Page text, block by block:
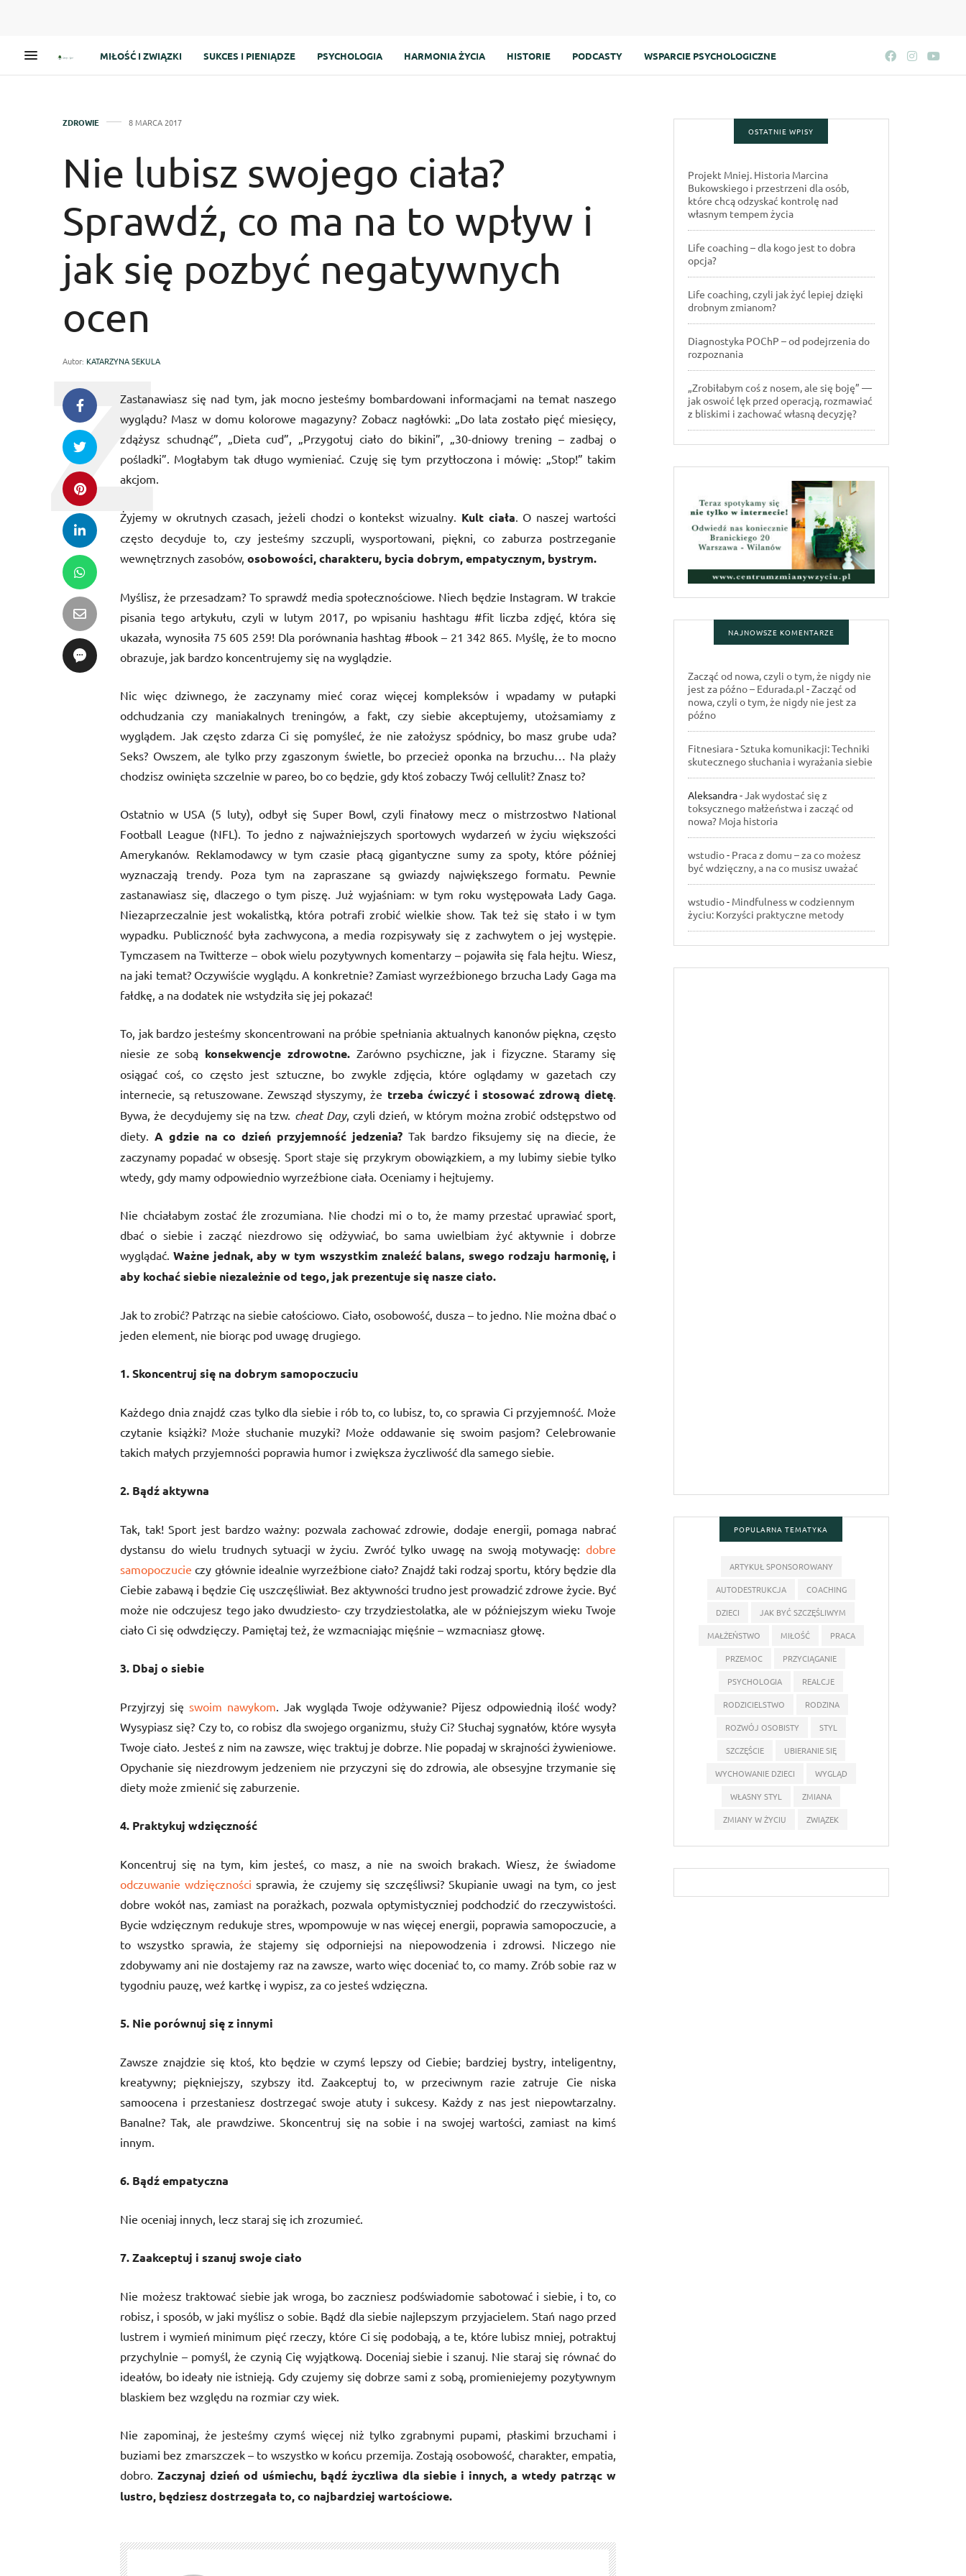
MIŁOŚĆ I ZWIĄZKI SUKCES I PIENIĄDZE PSYCHOLOGIA HARMONIA ŻYCIA HISTORIE PODCASTY WSPARCIE PSYCHOLOGICZNE
ZDROWIE 8 MARCA 2017
Nie lubisz swojego ciała?
Sprawdź, co ma na to wpływ i
jak się pozbyć negatywnych
ocen
Autor: KATARZYNA SEKULA
Zastanawiasz się nad tym, jak mocno jesteśmy bombardowani informacjami na temat naszego
wyglądu? Masz w domu kolorowe magazyny? Zobacz nagłówki: „Do lata zostało pięć miesięcy,
zdążysz schudnąć”, „Dieta cud”, „Przygotuj ciało do bikini”, „30-dniowy trening – zadbaj o
pośladki”. Mogłabym tak długo wymieniać. Czuję się tym przytłoczona i mówię: „Stop!” takim
akcjom.
Żyjemy w okrutnych czasach, jeżeli chodzi o kontekst wizualny. Kult ciała. O naszej wartości
często decyduje to, czy jesteśmy szczupli, wysportowani, piękni, co zaburza postrzeganie
wewnętrznych zasobów, osobowości, charakteru, bycia dobrym, empatycznym, bystrym.
Myślisz, że przesadzam? To sprawdź media społecznościowe. Niech będzie Instagram. W trakcie
pisania tego artykułu, czyli w lutym 2017, po wpisaniu hashtagu #fit liczba zdjęć, która się
ukazała, wynosiła 75 605 259! Dla porównania hashtag #book – 21 342 865. Myślę, że to mocno
obrazuje, jak bardzo koncentrujemy się na wyglądzie.
Nic więc dziwnego, że zaczynamy mieć coraz więcej kompleksów i wpadamy w pułapki
odchudzania czy maniakalnych treningów, a fakt, czy siebie akceptujemy, utożsamiamy z
wyglądem. Jak często zdarza Ci się pomyśleć, że nie założysz spódnicy, bo masz grube uda?
Seks? Owszem, ale tylko przy zgaszonym świetle, bo przecież oponka na brzuchu… Na plaży
chodzisz owinięta szczelnie w pareo, bo co będzie, gdy ktoś zobaczy Twój cellulit? Znasz to?
Ostatnio w USA (5 luty), odbył się Super Bowl, czyli finałowy mecz o mistrzostwo National
Football League (NFL). To jedno z najważniejszych sportowych wydarzeń w życiu większości
Amerykanów. Reklamodawcy w tym czasie płacą gigantyczne sumy za spoty, które później
wyznaczają trendy. Poza tym na zapraszane są gwiazdy największego formatu. Pewnie
zastanawiasz się, dlaczego o tym piszę. Już wyjaśniam: w tym roku występowała Lady Gaga.
Niezaprzeczalnie jest wokalistką, która potrafi zrobić wielkie show. Tak też się stało i w tym
wypadku. Publiczność była zachwycona, a media rozpisywały się z zachwytem o jej występie.
Tymczasem na Twitterze – obok wielu pozytywnych komentarzy – pojawiła się fala hejtu. Wiesz,
na jaki temat? Oczywiście wyglądu. A konkretnie? Zamiast wyrzeźbionego brzucha Lady Gaga ma
fałdkę, a na dodatek nie wstydziła się jej pokazać!
To, jak bardzo jesteśmy skoncentrowani na próbie spełniania aktualnych kanonów piękna, często
niesie ze sobą konsekwencje zdrowotne.Zarówno psychiczne, jak i fizyczne. Staramy się
osiągać coś, co często jest sztuczne, bo zwykle zdjęcia, które oglądamy w gazetach czy
internecie, są retuszowane. Zewsząd słyszymy, że trzeba ćwiczyć i stosować zdrową dietę.
Bywa, że decydujemy się na tzw. cheat Day, czyli dzień, w którym można zrobić odstępstwo od
diety. A gdzie na co dzień przyjemność jedzenia? Tak bardzo fiksujemy się na diecie, że
zaczynamy popadać w obsesję. Sport staje się przykrym obowiązkiem, a my lubimy siebie tylko
wtedy, gdy mamy odpowiednio wyrzeźbione ciała. Oceniamy i hejtujemy.
Nie chciałabym zostać źle zrozumiana. Nie chodzi mi o to, że mamy przestać uprawiać sport,
dbać o siebie i zacząć niezdrowo się odżywiać, bo sama uwielbiam żyć aktywnie i dobrze
wyglądać.Ważne jednak, aby w tym wszystkim znaleźć balans, swego rodzaju harmonię, i
aby kochać siebie niezależnie od tego, jak prezentuje się nasze ciało.
Jak to zrobić? Patrząc na siebie całościowo. Ciało, osobowość, dusza – to jedno. Nie można dbać o
jeden element, nie biorąc pod uwagę drugiego.
1. Skoncentruj się na dobrym samopoczuciu
Każdego dnia znajdź czas tylko dla siebie i rób to, co lubisz, to, co sprawia Ci przyjemność. Może
czytanie książki? Może słuchanie muzyki? Może oddawanie się swoim pasjom? Celebrowanie
takich małych przyjemności poprawia humor i zwiększa życzliwość dla samego siebie.
2. Bądź aktywna
Tak, tak! Sport jest bardzo ważny: pozwala zachować zdrowie, dodaje energii, pomaga nabrać
dystansu do wielu trudnych sytuacji w życiu. Zwróć tylko uwagę na swoją motywację: dobre
samopoczucieczy głównie idealnie wyrzeźbione ciało? Znajdź taki rodzaj sportu, który będzie dla
Ciebie zabawą i będzie Cię uszczęśliwiał. Bez aktywności trudno jest prowadzić zdrowe życie. Być
może nie odczujesz tego jako dwudziesto- czy trzydziestolatka, ale w późniejszym wieku Twoje
ciało Ci się odwdzięczy. Pamiętaj też, że wzmacniając mięśnie – wzmacniasz głowę.
3. Dbaj o siebie
Przyjrzyj się swoim nawykom. Jak wygląda Twoje odżywanie? Pijesz odpowiednią ilość wody?
Wysypiasz się? Czy to, co robisz dla swojego organizmu, służy Ci? Słuchaj sygnałów, które wysyła
Twoje ciało. Jesteś z nim na zawsze, więc traktuj je dobrze. Nie popadaj w skrajności żywieniowe.
Opychanie się niezdrowym jedzeniem nie przyczyni się do zdrowia, ale obsesyjne trzymanie się
diety może zmienić się zaburzenie.
4. Praktykuj wdzięczność
Koncentruj się na tym, kim jesteś, co masz, a nie na swoich brakach. Wiesz, że świadome
odczuwanie wdzięczności sprawia, że czujemy się szczęśliwsi? Skupianie uwagi na tym, co jest
dobre wokół nas, zamiast na porażkach, pozwala optymistyczniej podchodzić do rzeczywistości.
Bycie wdzięcznym redukuje stres, wpompowuje w nas więcej energii, poprawia samopoczucie, a
to wszystko sprawia, że stajemy się odporniejsi na niepowodzenia i zdrowsi. Niczego nie
zdobywamy ani nie dostajemy raz na zawsze, warto więc doceniać to, co mamy. Zrób sobie raz w
tygodniu pauzę, weź kartkę i wypisz, za co jesteś wdzięczna.
5. Nie porównuj się z innymi
Zawsze znajdzie się ktoś, kto będzie w czymś lepszy od Ciebie; bardziej bystry, inteligentny,
kreatywny; piękniejszy, szybszy itd. Zaakceptuj to, w przeciwnym razie zatruje Cie niska
samoocena i przestaniesz dostrzegać swoje atuty i sukcesy. Każdy z nas jest niepowtarzalny.
Banalne? Tak, ale prawdziwe. Skoncentruj się na sobie i na swojej wartości, zamiast na kimś
innym.
6. Bądź empatyczna
Nie oceniaj innych, lecz staraj się ich zrozumieć.
7. Zaakceptuj i szanuj swoje ciało
Nie możesz traktować siebie jak wroga, bo zaczniesz podświadomie sabotować i siebie, i to, co
robisz, i sposób, w jaki myślisz o sobie. Bądź dla siebie najlepszym przyjacielem. Stań nago przed
lustrem i wymień minimum pięć rzeczy, które Ci się podobają, a te, które lubisz mniej, potraktuj
przychylnie – pomyśl, że czynią Cię wyjątkową. Doceniaj siebie i szanuj. Nie staraj się równać do
ideałów, bo ideały nie istnieją. Gdy czujemy się dobrze sami z sobą, promieniejemy pozytywnym
blaskiem bez względu na rozmiar czy wiek.
Nie zapominaj, że jesteśmy czymś więcej niż tylko zgrabnymi pupami, płaskimi brzuchami i
buziami bez zmarszczek – to wszystko w końcu przemija. Zostają osobowość, charakter, empatia,
dobro. Zaczynaj dzień od uśmiechu, bądź życzliwa dla siebie i innych, a wtedy patrząc w
lustro, będziesz dostrzegała to, co najbardziej wartościowe.
OSTATNIE WPISY
Projekt Mniej. Historia Marcina
Bukowskiego i przestrzeni dla osób,
które chcą odzyskać kontrolę nad
własnym tempem życia
Life coaching – dla kogo jest to dobra
opcja?
Life coaching, czyli jak żyć lepiej dzięki
drobnym zmianom?
Diagnostyka POChP – od podejrzenia do
rozpoznania
„Zrobiłabym coś z nosem, ale się boję” —
jak oswoić lęk przed operacją, rozmawiać
z bliskimi i zachować własną decyzję?
NAJNOWSZE KOMENTARZE
Zacząć od nowa, czyli o tym, że nigdy nie
jest za późno – Edurada.pl -Zacząć od
nowa, czyli o tym, że nigdy nie jest za
późno
Fitnesiara-Sztuka komunikacji: Techniki
skutecznego słuchania i wyrażania siebie
Aleksandra-Jak wydostać się z
toksycznego małżeństwa i zacząć od
nowa? Moja historia
wstudio- Praca z domu – za co możesz
być wdzięczny, a na co musisz uważać
wstudio- Mindfulness w codziennym
życiu: Korzyści praktyczne metody
POPULARNA TEMATYKA
ARTYKUŁ SPONSOROWANY
AUTODESTRUKCJA
COACHING
DZIECI
JAK BYĆ SZCZĘŚLIWYM
MAŁŻEŃSTWO
MIŁOŚĆ
PRACA
PRZEMOC
PRZYCIĄGANIE
PSYCHOLOGIA
REALCJE
RODZICIELSTWO
RODZINA
ROZWÓJ OSOBISTY
STYL
SZCZĘŚCIE
UBIERANIE SIĘ
WYCHOWANIE DZIECI
WYGLĄD
WŁASNY STYL
ZMIANA
ZMIANY W ŻYCIU
ZWIĄZEK